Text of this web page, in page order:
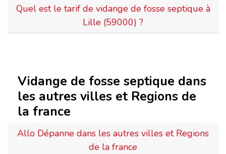
Quel est le tarif de vidange de fosse septique à
Lille (59000) ?
Vidange de fosse septique dans
les autres villes et Regions de
la france
Allo Dépanne dans les autres villes et Regions
de la france